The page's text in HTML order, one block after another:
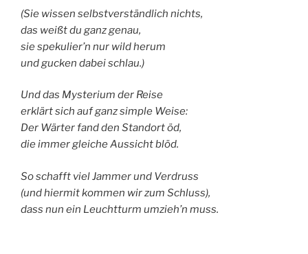
(Sie wissen selbstverständlich nichts,
das weißt du ganz genau,
sie spekulier’n nur wild herum
und gucken dabei schlau.)
Und das Mysterium der Reise
erklärt sich auf ganz simple Weise:
Der Wärter fand den Standort öd,
die immer gleiche Aussicht blöd.
So schafft viel Jammer und Verdruss
(und hiermit kommen wir zum Schluss),
dass nun ein Leuchtturm umzieh’n muss.